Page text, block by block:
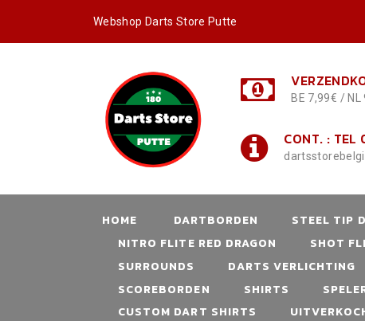
Webshop Darts Store Putte
BE 7,99€ / NL
CONT. : TEL
HOME DARTBORDEN STEEL TIP
NITRO FLITE RED DRAGON
SHOT
SURROUNDS
DARTS VERLICHTING
SCOREBORDEN
SHIRTS
CUSTOM DART SHIRTS